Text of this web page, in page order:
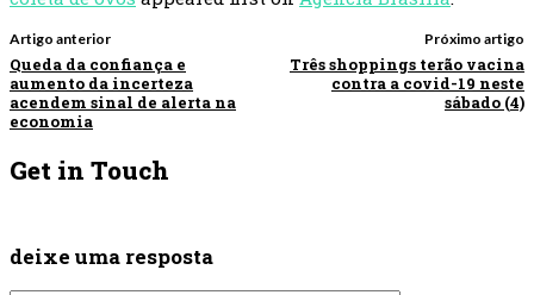
Artigo anterior
Queda da confiança e
aumento da incerteza
acendem sinal de alerta na
economia
Próximo artigo
Três shoppings terão vacina
contra a covid-19 neste
sábado (4)
Get in Touch
deixe uma resposta